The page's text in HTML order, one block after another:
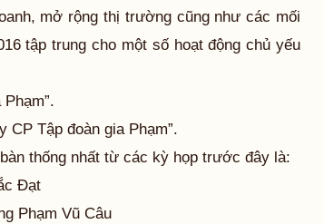
mở rộng thị trường cũng như các mối
tập trung cho một số hoạt động chủ yếu
CP Tập đoàn gia Phạm”.
thống nhất từ các kỳ họp trước đây là:
Đạt
Phạm Vũ Câu